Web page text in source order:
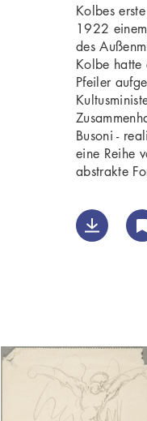
Kolbes
1922
des
Kolbe hatte
Pfeiler
Busoni -
eine Reihe
abstrakte